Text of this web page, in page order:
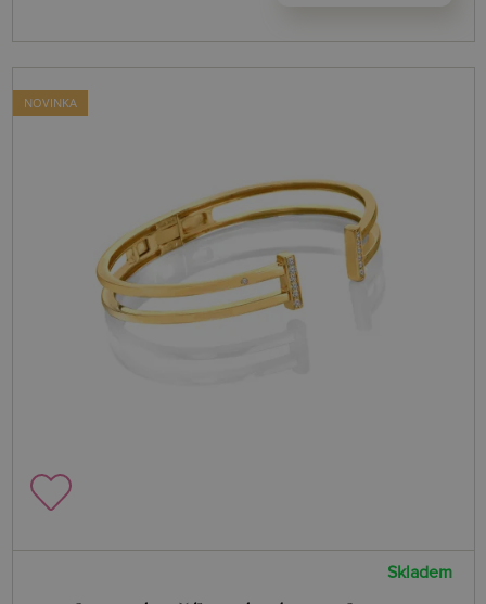
NOVINKA
Skladem